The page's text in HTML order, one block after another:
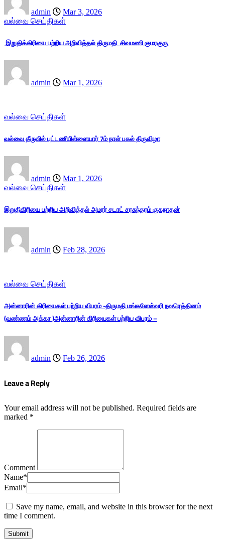
admin
Mar 3, 2026
வல்வை செய்திகள்
இறுதிக்கிரியை பற்றிய அறிவித்தல் திருமதி சிவமணி குமரகுரு
admin Mar 1, 2026
வல்வை செய்திகள்
வல்வை தீருவில் புட்டணிபிள்ளையார் 7ம் நாள் பகல் திருவிழா
admin
Mar 1, 2026
வல்வை செய்திகள்
இறுதிகிரியை பற்றிய அறிவித்தல் அமரர் சடாட் சரசுந்தரம் குகநாதன்
admin Feb 28, 2026
வல்வை செய்திகள்
அன்னாரின் கிரியைகள் பற்றிய விபரம் -திருமதி மங்களேஸ்வரி நவரெத்தினம்
(வண்ணம் அக்கா )அன்னாரின் கிரியைகள் பற்றிய விபரம் –
admin Feb 26, 2026
Leave a Reply
Your email address will not be published. Required fields are
marked *
Comment
Name*
Email*
Save my name, email, and website in this browser for the next
time I comment.